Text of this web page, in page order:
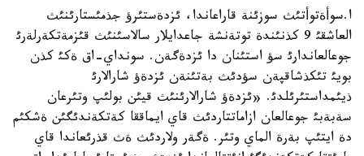
ا.سوأةتوأتئث سوزئنة قاراعاندا، ئزدةستئرؤ جذمئستارئنئث
العاشقئ 9 كذنئندة توتةنشة جاعدايلار سالاسئنئث قئزمةتكةرلةرئ
جوعالعاندارئ سؤ استئنان دا ئزدةگةن. سونداي-اق ةكئ كذن
بويئ تئكذشاقپةن سؤدئث بةتئنةن ئزدةؤ شارالارئ
ذيئمداستئرئلدئ. «ئزدةؤ شارالارئنئث قيئن بولئپ وتئرعان
سةبةبئ جوعالعان ازاماتتاردئث قاي ايماققا كةتكةندئگئن ةشكئم
دة ايتئپ بةرة الماي وتئر. ةگةر ولاردئث ةث قذرئعاندا قاي